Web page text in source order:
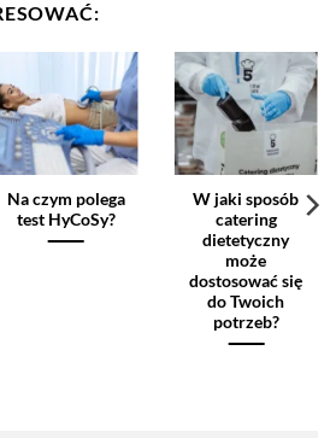
Na czym polega
test HyCoSy?
W jaki sposób
catering
dietetyczny
może
dostosować się
do Twoich
potrzeb?